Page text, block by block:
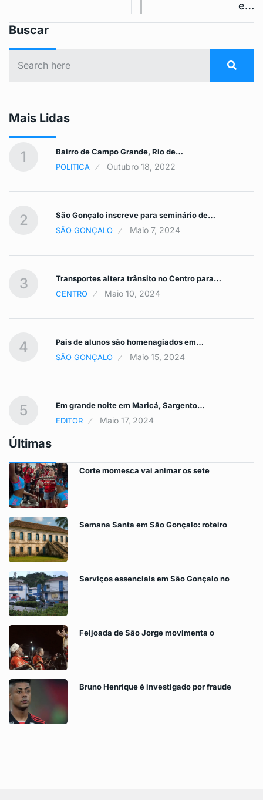
e…
Buscar
Mais Lidas
1
Bairro de Campo Grande, Rio de…
POLITICA
Outubro 18, 2022
2
São Gonçalo inscreve para seminário de…
SÃO GONÇALO
Maio 7, 2024
3
Transportes altera trânsito no Centro para…
CENTRO
Maio 10, 2024
4
Pais de alunos são homenagiados em…
SÃO GONÇALO
Maio 15, 2024
5
Em grande noite em Maricá, Sargento…
EDITOR
Maio 17, 2024
Últimas
Corte momesca vai animar os sete
Semana Santa em São Gonçalo: roteiro
Serviços essenciais em São Gonçalo no
Feijoada de São Jorge movimenta o
Bruno Henrique é investigado por fraude